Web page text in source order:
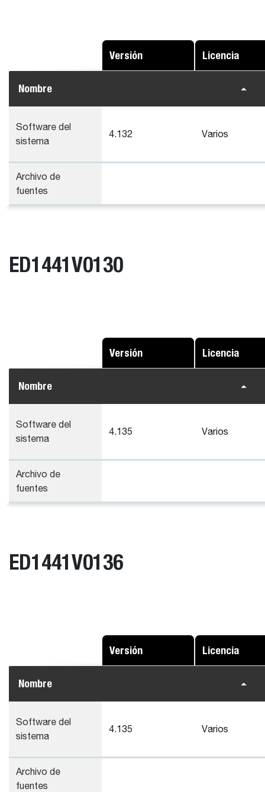
Versión Licencia
Nombre
Software del
sistema
4.132 Varios
Archivo de
fuentes
ED1441V0130
Versión Licencia
Nombre
Software del
sistema
4.135 Varios
Archivo de
fuentes
ED1441V0136
Versión Licencia
Nombre
Software del
sistema
4.135 Varios
Archivo de
fuentes